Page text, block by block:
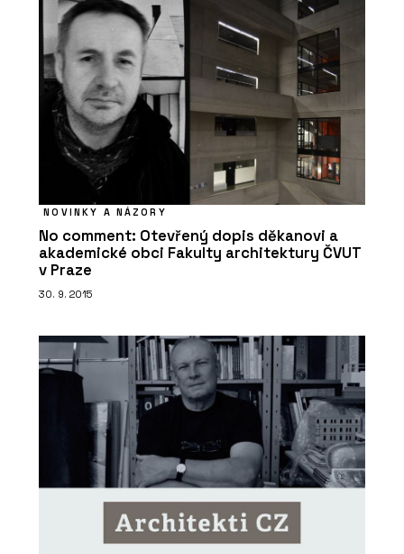
NOVINKY A NÁZORY
No comment: Otevřený dopis děkanovi a
akademické obci Fakulty architektury ČVUT
v Praze
30. 9. 2015